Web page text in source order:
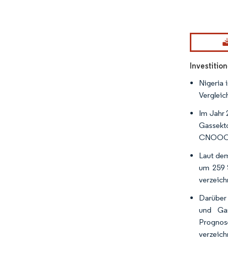
Bild ©
Nigeria
Im Jahr
Laut
um 259
und